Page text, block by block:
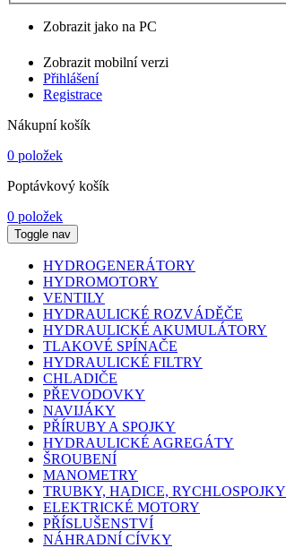
Zobrazit jako na PC
Zobrazit mobilní verzi
Přihlášení
Registrace
Nákupní košík
0 položek
Poptávkový košík
0 položek
Toggle nav
HYDROGENERÁTORY
HYDROMOTORY
VENTILY
HYDRAULICKÉ ROZVÁDĚČE
HYDRAULICKÉ AKUMULÁTORY
TLAKOVÉ SPÍNAČE
HYDRAULICKÉ FILTRY
CHLADIČE
PŘEVODOVKY
NAVIJÁKY
PŘÍRUBY A SPOJKY
HYDRAULICKÉ AGREGÁTY
ŠROUBENÍ
MANOMETRY
TRUBKY, HADICE, RYCHLOSPOJKY
ELEKTRICKÉ MOTORY
PŘÍSLUŠENSTVÍ
NÁHRADNÍ CÍVKY